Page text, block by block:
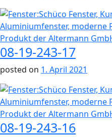
08-19-243-17
posted on 1. April 2021
08-19-243-16